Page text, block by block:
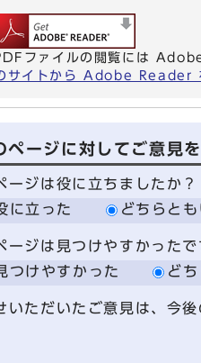
ファイルの閲覧には
サイトから Adobe Reader
ページに対してご意見
ージは役に立ちましたか？
に立った
どちらと
ージは見つけやすかったで
つけやすかった
ど
いただいたご意見は、今